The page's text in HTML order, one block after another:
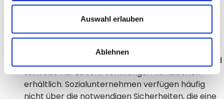
Auswahl erlauben
Ablehnen
öffentliche Gelder genehmigt und ausgezahlt
werden. Nicht selten verzögert sich der
Projektstart dadurch erheblich. Eine
Vorfinanzierung durch Darlehen ist unumgänglich.
: Bankdarlehen sind
teilweise nur zu sehr schwierigen Konditionen
erhältlich. Sozialunternehmen verfügen häufig
nicht über die notwendigen Sicherheiten, die eine